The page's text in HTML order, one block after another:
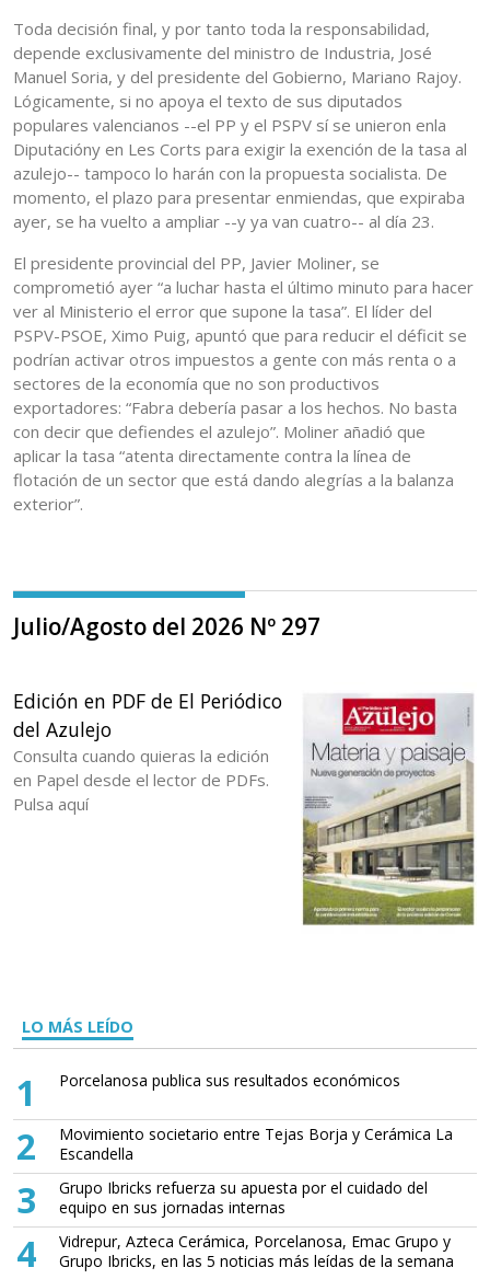
Toda decisión final, y por tanto toda la responsabilidad,
depende exclusivamente del ministro de Industria, José
Manuel Soria, y del presidente del Gobierno, Mariano Rajoy.
Lógicamente, si no apoya el texto de sus diputados
populares valencianos --el PP y el PSPV sí se unieron enla
Diputacióny en Les Corts para exigir la exención de la tasa al
azulejo-- tampoco lo harán con la propuesta socialista. De
momento, el plazo para presentar enmiendas, que expiraba
ayer, se ha vuelto a ampliar --y ya van cuatro-- al día 23.
El presidente provincial del PP, Javier Moliner, se
comprometió ayer “a luchar hasta el último minuto para hacer
ver al Ministerio el error que supone la tasa”. El líder del
PSPV-PSOE, Ximo Puig, apuntó que para reducir el déficit se
podrían activar otros impuestos a gente con más renta o a
sectores de la economía que no son productivos
exportadores: “Fabra debería pasar a los hechos. No basta
con decir que defiendes el azulejo”. Moliner añadió que
aplicar la tasa “atenta directamente contra la línea de
flotación de un sector que está dando alegrías a la balanza
exterior”.
Julio/Agosto del 2026 Nº 297
Edición en PDF de El Periódico
del Azulejo
Consulta cuando quieras la edición
en Papel desde el lector de PDFs.
Pulsa aquí
LO MÁS LEÍDO
1 Porcelanosa publica sus resultados económicos
2
Movimiento societario entre Tejas Borja y Cerámica La
Escandella
3
Grupo Ibricks refuerza su apuesta por el cuidado del
equipo en sus jornadas internas
4
Vidrepur, Azteca Cerámica, Porcelanosa, Emac Grupo y
Grupo Ibricks, en las 5 noticias más leídas de la semana